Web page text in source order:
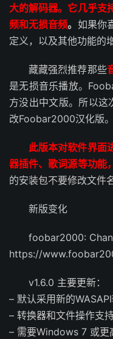
大的解码器。它几乎支
频和无损音频。 如果你
定义，以及其他功能的
藏藏强烈推荐那些
是无损音乐播放。
方没出中文版。所以
改Foobar2000汉化版。
此版本对软件界面
器插件、歌词源等功能
的安装包不要修改文件
新版变化
foobar2000:
https://
v1.6.0 主要更新：
– 默认采用新的
– 转换器和文件操作支
– 需要Windows 7 或更